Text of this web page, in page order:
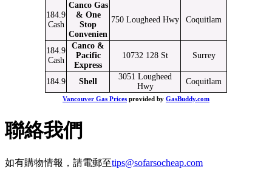
184.9
Cash
Canco Gas
& One
Stop
Convenien
750 Lougheed Hwy Coquitlam
184.9
Cash
Canco &
Pacific
Express
10732 128 St Surrey
184.9 Shell
3051 Lougheed
Hwy
Coquitlam
Vancouver Gas Prices provided by GasBuddy.com
聯絡我們
如有購物情報，請電郵至tips@sofarsocheap.com